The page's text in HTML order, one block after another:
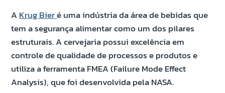
A Krug Bieré uma indústria da área de bebidas que
tem a segurança alimentar como um dos pilares
estruturais. A cervejaria possui excelência em
controle de qualidade de processos e produtos e
utiliza a ferramenta FMEA (Failure Mode Effect
Analysis), que foi desenvolvida pela NASA.